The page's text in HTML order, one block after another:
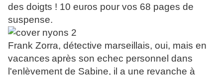
des doigts ! 10 euros pour vos 68 pages de
suspense.
Frank Zorra, détective marseillais, oui, mais en
vacances après son echec personnel dans
l'enlèvement de Sabine, il a une revanche à